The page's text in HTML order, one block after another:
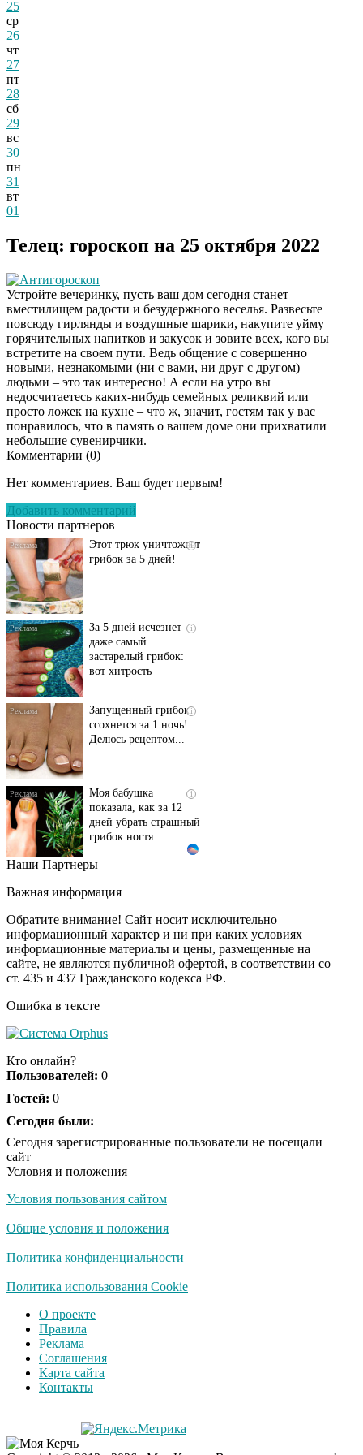
25
ср
26
чт
27
пт
28
сб
29
вс
30
пн
31
вт
01
Телец: гороскоп на 25 октября 2022
Антигороскоп
Устройте вечеринку, пусть ваш дом сегодня станет
вместилищем радости и безудержного веселья. Развесьте
повсюду гирлянды и воздушные шарики, накупите уйму
горячительных напитков и закусок и зовите всех, кого вы
встретите на своем пути. Ведь общение с совершенно
новыми, незнакомыми (ни с вами, ни друг с другом)
людьми – это так интересно! А если на утро вы
недосчитаетесь каких-нибудь семейных реликвий или
просто ложек на кухне – что ж, значит, гостям так у вас
понравилось, что в память о вашем доме они прихватили
небольшие сувенирчики.
Комментарии (0)
Нет комментариев. Ваш будет первым!
Добавить комментарий
Новости партнеров
Даже самый
исчезнет с корнем,
i
Этот трюк уничтожает
грибок за 5 дней!
i
За 5 дней исчезнет
даже самый
застарелый грибок:
вот хитрость
i
Запущенный грибок
ссохнется за 1 ночь!
Делюсь рецептом...
i
Моя бабушка
показала, как за 12
дней убрать страшный
грибок ногтя
Этот танец невесты
Пересмотрела 10 раз
i
Ролик длится пару
секунд, но вы будете в
шоке от увиденного
Ролик из Омска: вы
Ржу не переставая, это
не раз
Скрытая камера на
люди вытворяют, когда
Ролик длится
смеяться вы будете
Королева вагона
отожгла! Видео не
оставит равнодушным
Наши Партнеры
Важная информация
Обратите внимание! Сайт носит исключительно
информационный характер и ни при каких условиях
информационные материалы и цены, размещенные на
сайте, не являются публичной офертой, в соответствии со
ст. 435 и 437 Гражданского кодекса РФ.
Ошибка в тексте
Кто онлайн?
Пользователей: 0
Гостей: 0
Сегодня были:
Сегодня зарегистрированные пользователи не посещали
сайт
Условия и положения
Условия пользования сайтом
Общие условия и положения
Политика конфиденциальности
Политика использования Cookie
О проекте
Правила
Реклама
Соглашения
Карта сайта
Контакты